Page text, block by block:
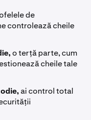
de
controlează cheile
o terță parte, cum
cheile tale
ai control total